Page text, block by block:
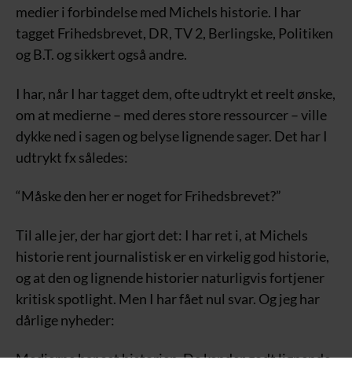
medier i forbindelse med Michels historie. I har
tagget Frihedsbrevet, DR, TV 2, Berlingske, Politiken
og B.T. og sikkert også andre.
I har, når I har tagget dem, ofte udtrykt et reelt ønske,
om at medierne – med deres store ressourcer – ville
dykke ned i sagen og belyse lignende sager. Det har I
udtrykt fx således:
“Måske den her er noget for Frihedsbrevet?”
Til alle jer, der har gjort det: I har ret i, at Michels
historie rent journalistisk er en virkelig god historie,
og at den og lignende historier naturligvis fortjener
kritisk spotlight. Men I har fået nul svar. Og jeg har
dårlige nyheder:
Medierne har set historien. De kender godt lignende